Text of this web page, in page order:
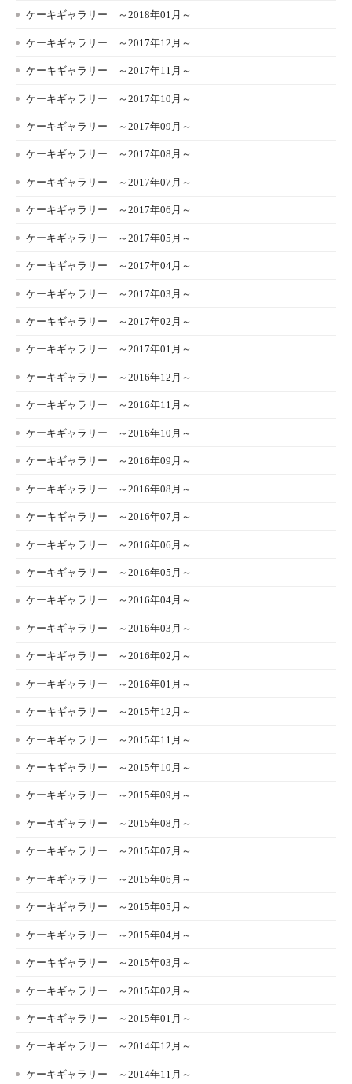
ケーキギャラリー ～2018年01月～
ケーキギャラリー ～2017年12月～
ケーキギャラリー ～2017年11月～
ケーキギャラリー ～2017年10月～
ケーキギャラリー ～2017年09月～
ケーキギャラリー ～2017年08月～
ケーキギャラリー ～2017年07月～
ケーキギャラリー ～2017年06月～
ケーキギャラリー ～2017年05月～
ケーキギャラリー ～2017年04月～
ケーキギャラリー ～2017年03月～
ケーキギャラリー ～2017年02月～
ケーキギャラリー ～2017年01月～
ケーキギャラリー ～2016年12月～
ケーキギャラリー ～2016年11月～
ケーキギャラリー ～2016年10月～
ケーキギャラリー ～2016年09月～
ケーキギャラリー ～2016年08月～
ケーキギャラリー ～2016年07月～
ケーキギャラリー ～2016年06月～
ケーキギャラリー ～2016年05月～
ケーキギャラリー ～2016年04月～
ケーキギャラリー ～2016年03月～
ケーキギャラリー ～2016年02月～
ケーキギャラリー ～2016年01月～
ケーキギャラリー ～2015年12月～
ケーキギャラリー ～2015年11月～
ケーキギャラリー ～2015年10月～
ケーキギャラリー ～2015年09月～
ケーキギャラリー ～2015年08月～
ケーキギャラリー ～2015年07月～
ケーキギャラリー ～2015年06月～
ケーキギャラリー ～2015年05月～
ケーキギャラリー ～2015年04月～
ケーキギャラリー ～2015年03月～
ケーキギャラリー ～2015年02月～
ケーキギャラリー ～2015年01月～
ケーキギャラリー ～2014年12月～
ケーキギャラリー ～2014年11月～